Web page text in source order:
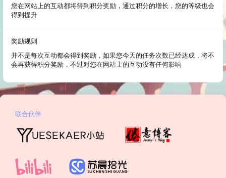
您在网站上的互动都将得到积分奖励，通过积分的增长，您的等级也会
得到提升
奖励规则
并不是每次互动都会得到奖励，如果您今天的任务次数已经达成，将不
会再获得积分奖励，不过对您在网站上的互动没有任何影响
联合伙伴